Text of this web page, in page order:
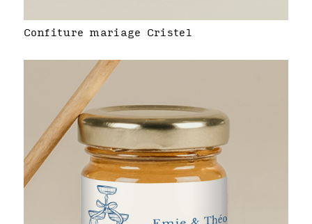
Confiture mariage Cristel